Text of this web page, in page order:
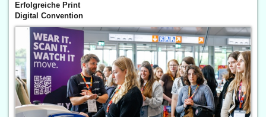
Erfolgreiche Print
Digital Convention